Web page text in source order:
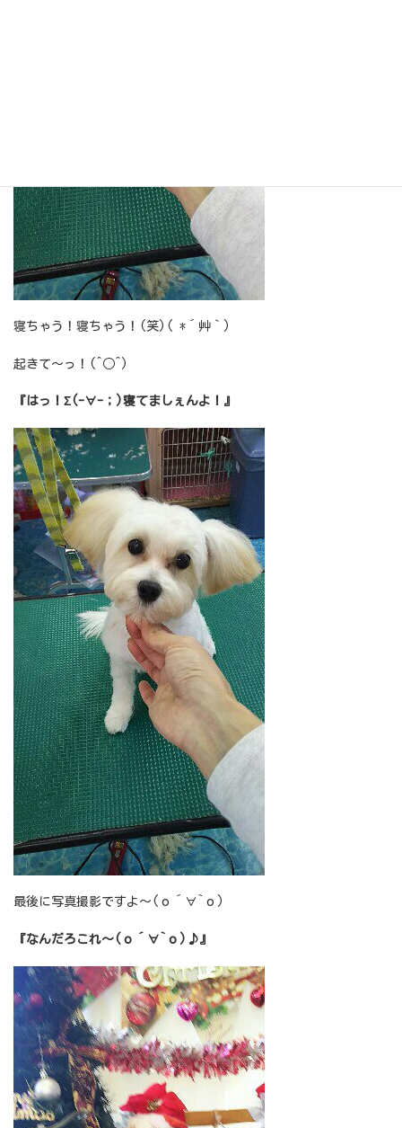
寝ちゃう！寝ちゃう！(笑)( *´艸｀)
起きて～っ！(^○^)
『はっ！Σ(-∀-；)寝てましぇんよ！』
最後に写真撮影ですよ～(о´∀`о)
『なんだろこれ～(о´∀`о)♪』